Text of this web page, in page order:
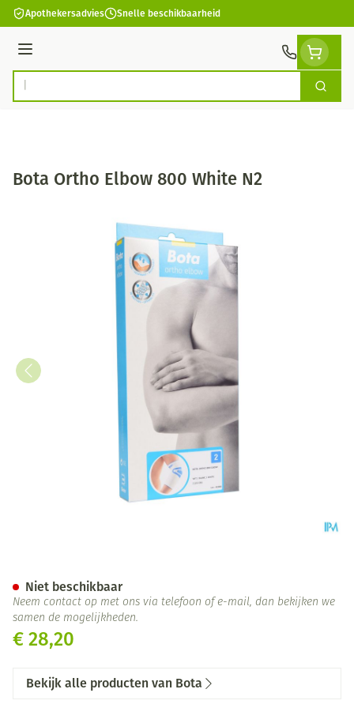
Ga naar de inhoud
Apothekersadvies Snelle beschikbaarheid
Menu
Product, merk, categorie... Zoek
Bota Ortho Elbow 800 White N2
€ 28,20
Niet beschikbaar
Neem contact op met ons via telefoon of e-mail, dan bekijken we
samen de mogelijkheden.
Bekijk alle producten van Bota